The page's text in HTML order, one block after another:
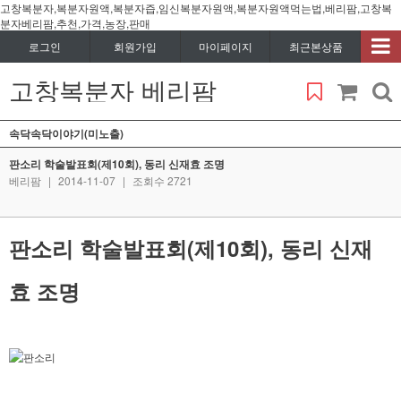
고창복분자,복분자원액,복분자즙,임신복분자원액,복분자원액먹는법,베리팜,고창복
분자베리팜,추천,가격,농장,판매
로그인
회원가입 마이페이지 최근본상품
고창복분자 베리팜
속닥속닥이야기(미노출)
판소리 학술발표회(제10회), 동리 신재효 조명
베리팜 | 2014-11-07 | 조회수 2721
판소리 학술발표회(제10회), 동리 신재
효 조명